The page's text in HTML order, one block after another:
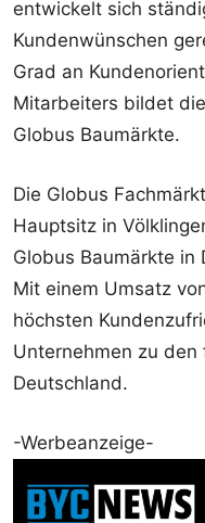
entwickelt sich
Kundenwünschen
Grad an
Mitarbeiters bildet
Globus Baumärkte.
Die Globus
Hauptsitz in
Globus Baumärkte in
Mit einem Umsatz
höchsten
Unternehmen zu
Deutschland.
-Werbeanzeige-